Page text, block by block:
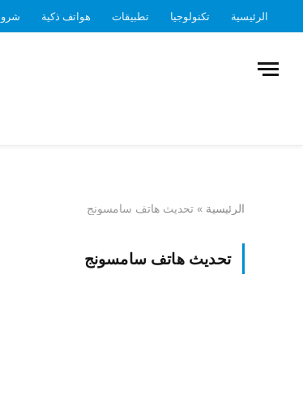
الرئيسية تكنولوجيا تطبيقات هواتف ذكية
الرئيسية » تحديث هاتف سامسونج
تحديث هاتف سامسونج